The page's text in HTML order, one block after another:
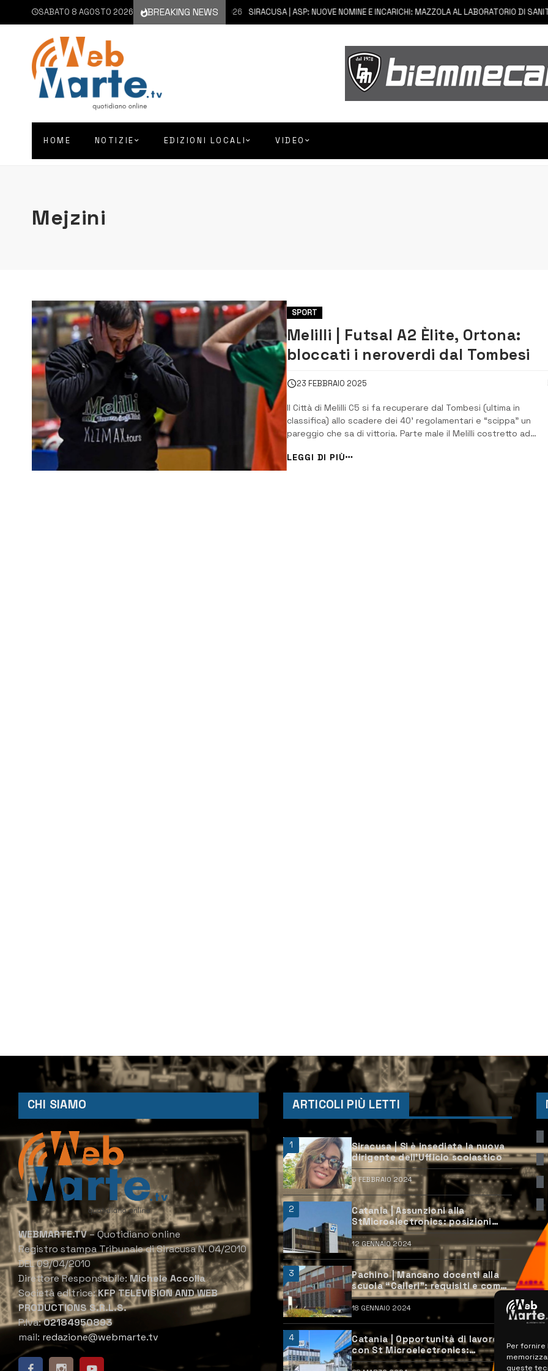
Per
queste
SABATO 8 AGOSTO 2026 BREAKING NEWS
8 AGOSTO 2026 SIRACUSA | ASP: NUOVE NOMINE E INCARICHI: MAZZOLA AL LABORATORIO DI SANITÀ
HOME NOTIZIE EDIZIONI LOCALI VIDEO
Mejzini
SPORT
Melilli | Futsal A2 Èlite, Ortona:
bloccati i neroverdi dal Tombesi
23 FEBBRAIO 2025
Il Città di Melilli C5 si fa recuperare dal Tombesi (ultima in
classifica) allo scadere dei 40’ regolamentari e “scippa” un
pareggio che sa di vittoria. Parte male il Melilli costretto ad
segno con Annibale al 13 (1-0). Dovara, Corallo, Failla, Ique e
[…]
LEGGI DI PIÙ
CHI SIAMO
WEBMARTE.TV– Quotidiano online
Registro stampa Tribunale di Siracusa N. 04/2010
DEL 09/04/2010
Direttore Responsabile:Michele Accolla
Società editrice:KFP TELEVISION AND WEB
PRODUCTIONS S.R.L.S.
P.Iva:02184950893
mail: redazione@webmarte.tv
ARTICOLI PIÙ LETTI
1
Siracusa | Si è insediata la nuova
dirigente dell’Ufficio scolastico
6 FEBBRAIO 2024
2
Catania | Assunzioni alla
StMicroelectronics: posizioni
aperte e come candidarsi
12 GENNAIO 2024
3
Pachino | Mancano docenti alla
scuola “Calleri”: requisiti e come
candidarsi
18 GENNAIO 2024
4
Catania | Opportunità di lavoro
con St Microelectronics:
centinaia di assunzioni previste